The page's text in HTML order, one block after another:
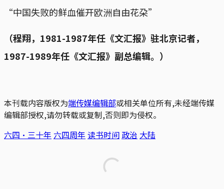
“中国失败的鲜血催开欧洲自由花朶”
（程翔，1981-1987年任《文汇报》驻北京记者，
1987-1989年任《文汇报》副总编辑。）
本刊载内容版权为端传媒编辑部或相关单位所有,未经端传媒
编辑部授权,请勿转载或复制,否则即为侵权。
六四·三十年 六四周年 读书时间 政治 大陆